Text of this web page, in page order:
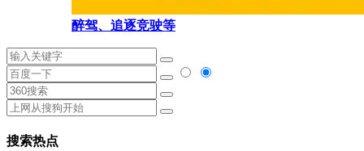
醉驾、追逐竞驶等
搜索热点